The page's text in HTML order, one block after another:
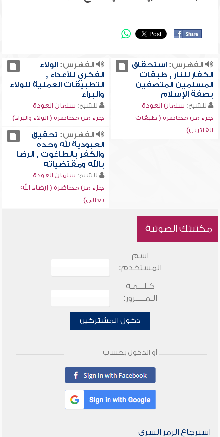
الفهرس:استحقاق
الكفار للنار , طبقات
المسلمين المتصفين
بصفة الإسلام
للشيخ: سلمان العودة
جزء من محاضرة ( طبقات
الفائزين)
الفهرس:الولاء
الفكري للأعداء ,
التطبيقات العملية للولاء
والبراء
للشيخ: سلمان العودة
جزء من محاضرة ( الولاء والبراء)
الفهرس: تحقيق
العبودية لله وحده
والكفر بالطاغوت , الرضا
بالله ومقتضياته
للشيخ: سلمان العودة
جزء من محاضرة ( إرضاء الله
تعالى)
مكتبتك الصوتية
اسم
المستخدم:
كـلـــمـة
الـمـــــرور:
دخول المشتركين
أو الدخول بحساب
استرجاع الرمز السري